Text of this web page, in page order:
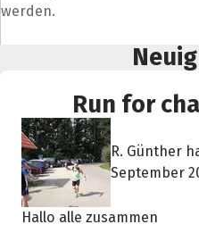
werden.
Run for
R. Günther
September
Hallo alle zusammen